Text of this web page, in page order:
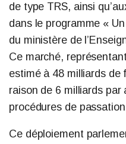
de type TRS, ainsi
dans le programme «
du ministère de
Ce marché,
estimé à 48 milliards de
raison de 6 milliards
procédures de
Ce déploiement